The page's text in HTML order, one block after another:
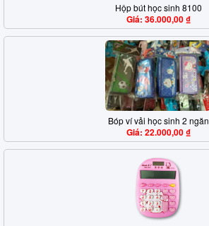
Hộp bút học sinh 8100
Giá: 36.000,00 ₫
Bóp ví vải học sinh 2 ngăn
Giá: 22.000,00 ₫